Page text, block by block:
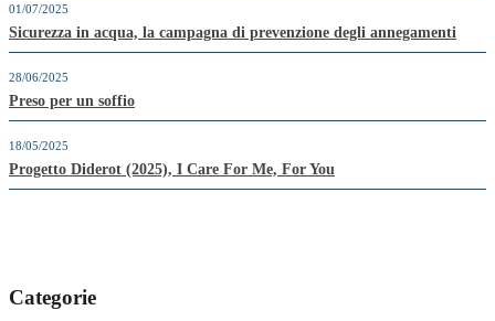
01/07/2025
Sicurezza in acqua, la campagna di prevenzione degli annegamenti
28/06/2025
Preso per un soffio
18/05/2025
Progetto Diderot (2025), I Care For Me, For You
Categorie